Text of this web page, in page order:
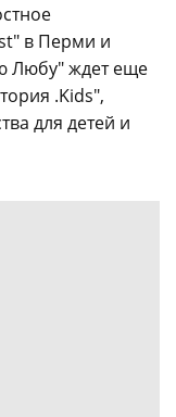
в Перми и
Любу" ждет еще
.Kids",
для детей и